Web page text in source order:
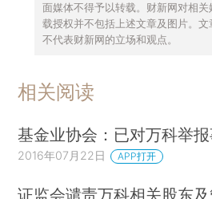
面媒体不得予以转载。财新网对相
载授权并不包括上述文章及图片。文
不代表财新网的立场和观点。
相关阅读
基金业协会：已对万科举
2016年07月22日 APP打开
证监会谴责万科相关股东